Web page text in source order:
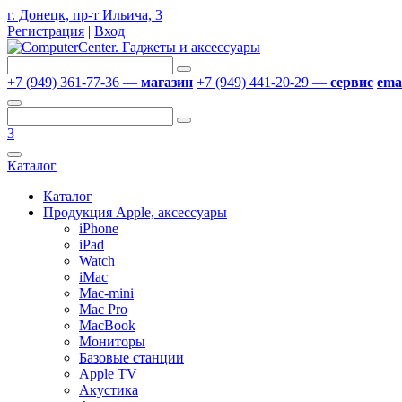
г. Донецк, пр-т Ильича, 3
Регистрация | Вход
+7 (949) 361-77-36 — магазин +7 (949) 441-20-29 — сервис
3
Каталог
Каталог
Продукция Apple, аксессуары
iPhone
iPad
Watch
iMac
Mac-mini
Mac Pro
MacBook
Мониторы
Базовые станции
Apple TV
Акустика